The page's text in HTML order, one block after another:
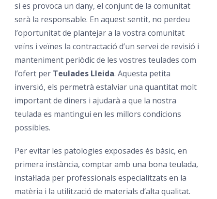
si es provoca un dany, el conjunt de la comunitat
serà la responsable. En aquest sentit, no perdeu
l’oportunitat de plantejar a la vostra comunitat
veïns i veïnes la contractació d’un servei de revisió i
manteniment periòdic de les vostres teulades com
l’ofert per Teulades Lleida. Aquesta petita
inversió, els permetrà estalviar una quantitat molt
important de diners i ajudarà a que la nostra
teulada es mantingui en les millors condicions
possibles.
Per evitar les patologies exposades és bàsic, en
primera instància, comptar amb una bona teulada,
instal·lada per professionals especialitzats en la
matèria i la utilització de materials d’alta qualitat.